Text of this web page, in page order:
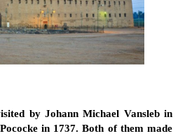
by Johann Michael Vansleb in
in 1737. Both of them made